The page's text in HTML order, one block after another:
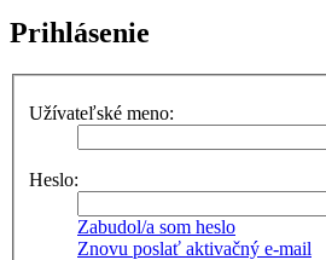
Prihlásenie
Užívateľské meno:
Heslo:
Zabudol/a som heslo
Znovu poslať aktivačný e-mail